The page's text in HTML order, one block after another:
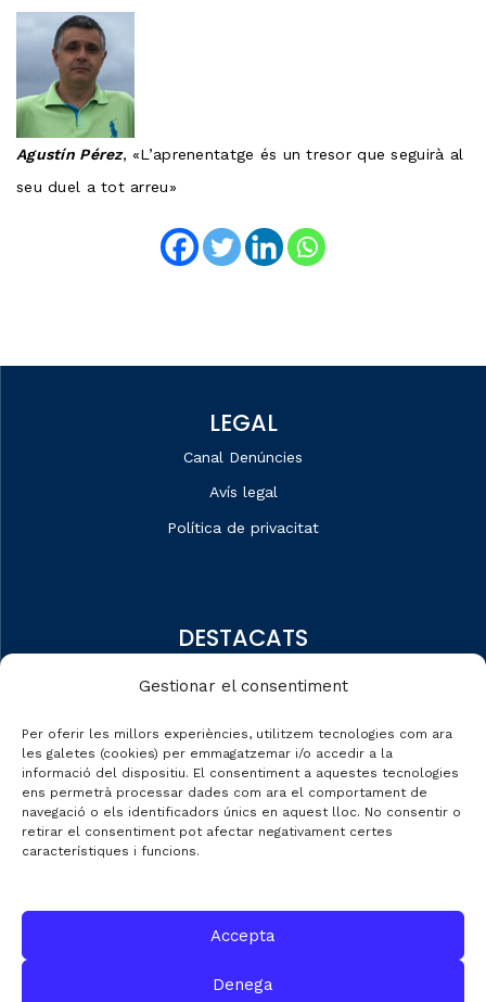
Gestionar el consentiment
Per oferir les millors experiències, utilitzem tecnologies com ara
les galetes (cookies) per emmagatzemar i/o accedir a la
informació del dispositiu. El consentiment a aquestes tecnologies
ens permetrà processar dades com ara el comportament de
navegació o els identificadors únics en aquest lloc. No consentir o
retirar el consentiment pot afectar negativament certes
característiques i funcions.
Accepta
Denega
Agustín Pérez, «L’aprenentatge és un tresor que seguirà al
seu duel a tot arreu»
LEGAL
Canal Denúncies
Avís legal
Política de privacitat
DESTACATS
Dades de mercat
Automobile Talks
08012 de Barcelona